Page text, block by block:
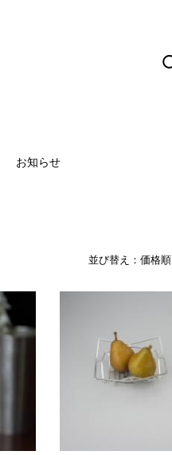
お知らせ
並び替え： 価格順